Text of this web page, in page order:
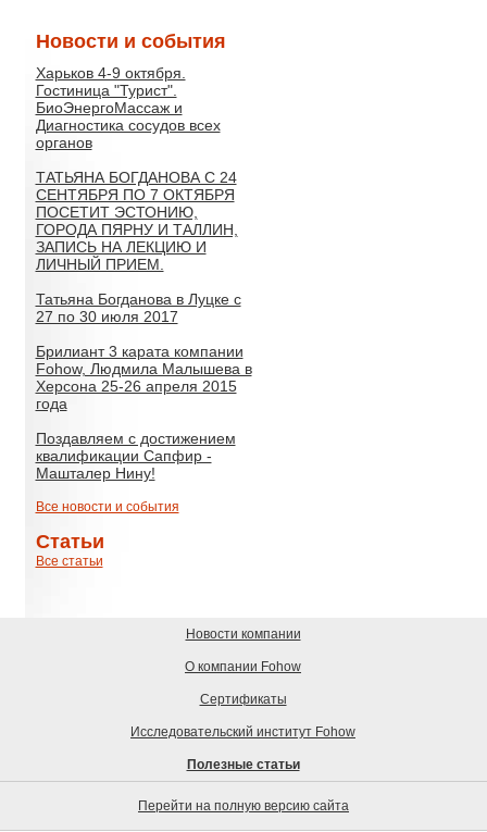
Новости и события
Харьков 4-9 октября.
Гостиница "Турист".
БиоЭнергоМассаж и
Диагностика сосудов всех
органов
ТАТЬЯНА БОГДАНОВА С 24
СЕНТЯБРЯ ПО 7 ОКТЯБРЯ
ПОСЕТИТ ЭСТОНИЮ,
ГОРОДА ПЯРНУ И ТАЛЛИН,
ЗАПИСЬ НА ЛЕКЦИЮ И
ЛИЧНЫЙ ПРИЕМ.
Татьяна Богданова в Луцке с
27 по 30 июля 2017
Брилиант 3 карата компании
Fohow, Людмила Малышева в
Херсона 25-26 апреля 2015
года
Поздавляем с достижением
квалификации Сапфир -
Машталер Нину!
Все новости и события
Статьи
Все статьи
Новости компании
О компании Fohow
Сертификаты
Исследовательский институт Fohow
Полезные статьи
Перейти на полную версию сайта